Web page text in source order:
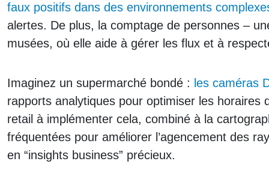
faux positifs dans des environnements
alertes. De plus, la comptage de personnes –
musées, où elle aide à gérer les flux et à
Imaginez un supermarché bondé : les caméras
rapports analytiques pour optimiser les horaires
retail à implémenter cela, combiné à la
fréquentées pour améliorer l’agencement des
en “insights business” précieux.